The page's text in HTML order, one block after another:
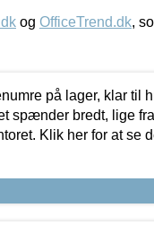
og OfficeTrend.dk,
på lager, klar til
spænder bredt, lige
Klik her for at se